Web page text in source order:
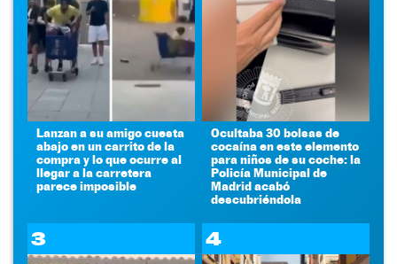
Lanzan a su amigo cuesta
abajo en un carrito de la
compra y lo que ocurre al
llegar a la carretera
parece imposible
Ocultaba 30 bolsas de
cocaína en este elemento
para niños de su coche: la
Policía Municipal de
Madrid acabó
descubriéndola
3 4